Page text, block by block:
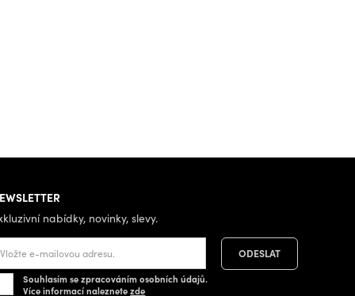
nabídky, novinky, slevy.
Souhlasím se zpracováním osobních údajů.
Více informací naleznetezde